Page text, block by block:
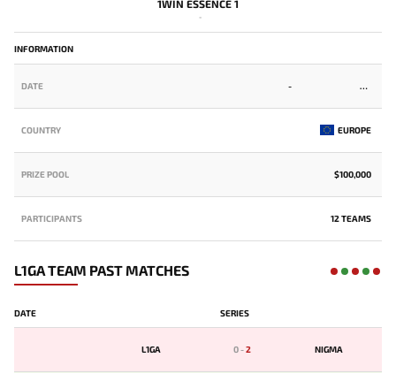
1WIN ESSENCE 1
-
INFORMATION
DATE -
COUNTRY EUROPE
PRIZE POOL $100,000
PARTICIPANTS 12 TEAMS
L1GA TEAM PAST MATCHES
DATE SERIES
L1GA 0-2 NIGMA